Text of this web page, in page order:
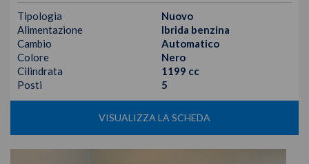
Tipologia
Nuovo
Alimentazione
Ibrida benzina
Cambio
Automatico
Colore
Nero
Cilindrata
1199 cc
Posti
5
VISUALIZZA LA SCHEDA